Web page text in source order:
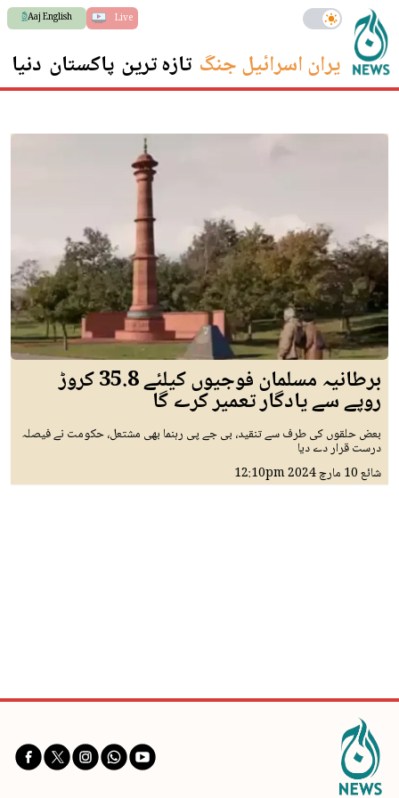
Live
Aaj English
ایران اسرائیل جنگ تازہ ترین پاکستان دنیا
برطانیہ مسلمان فوجیوں کیلئے 35.8 کروڑ
روپے سے یادگار تعمیر کرے گا
بعض حلقوں کی طرف سے تنقید، بی جے پی رہنما بھی مشتعل، حکومت نے فیصلہ
درست قرار دے دیا
شائع10 مارچ 2024 12:10pm